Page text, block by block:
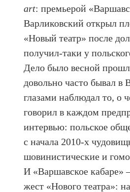
art: премьерой
Варликовский открыл
«Новый театр» после
получил-таки у
Дело было весной
довольно часто бывал в
глазами наблюдал то, о
говорил в каждом
интервью: польское
с начала 2010-х
шовинистические и
И «Варшавское
жест «Нового театра»: